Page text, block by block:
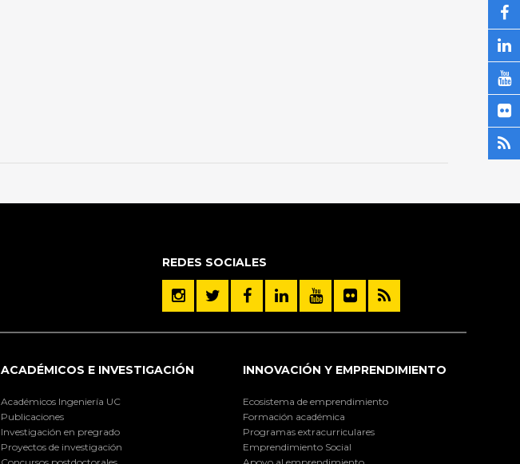
REDES SOCIALES
ACADÉMICOS E INVESTIGACIÓN
Académicos Ingeniería UC
Publicaciones
Investigación en pregrado
Proyectos de investigación
INNOVACIÓN Y EMPRENDIMIENTO
Ecosistema de emprendimiento
Formación académica
Programas extracurriculares
Emprendimiento Social